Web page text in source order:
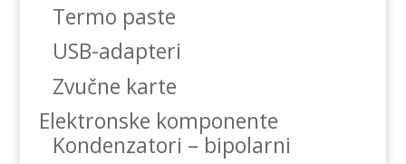
Termo paste
USB-adapteri
Zvučne karte
Elektronske komponente
Kondenzatori – bipolarni